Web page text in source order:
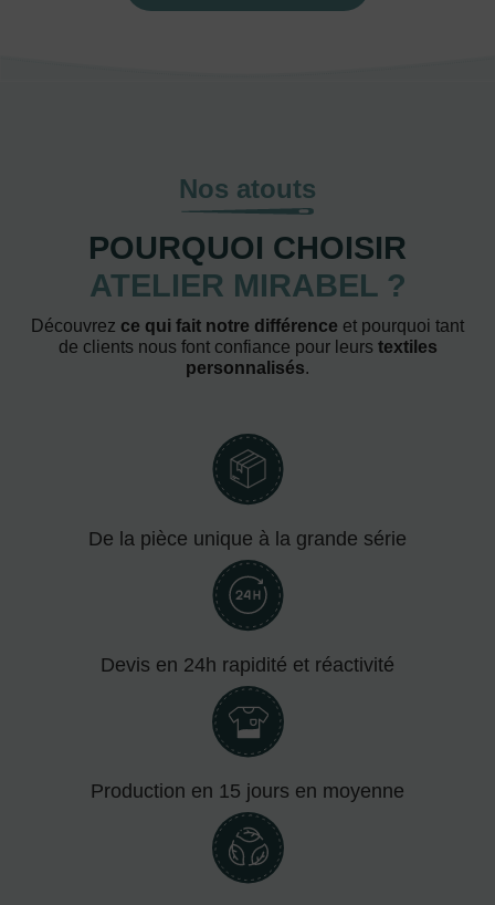
Nos atouts
POURQUOI CHOISIR
ATELIER MIRABEL ?
Découvrez ce qui fait notre différence et pourquoi tant
de clients nous font confiance pour leurs textiles
personnalisés.
De la pièce unique à la grande série
Devis en 24h rapidité et réactivité
Production en 15 jours en moyenne